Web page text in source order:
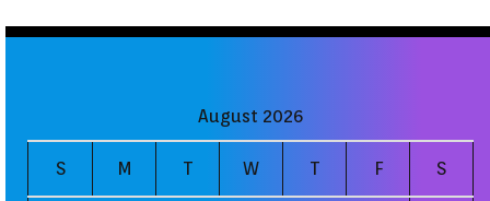
August 2026
S M T W T F S